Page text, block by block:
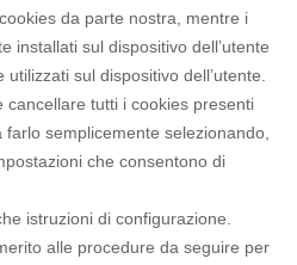
da parte nostra, mentre i
installati sul dispositivo dell’utente
sul dispositivo dell’utente.
cancellare tutti i cookies presenti
semplicemente selezionando,
che consentono di
istruzioni di configurazione.
alle procedure da seguire per